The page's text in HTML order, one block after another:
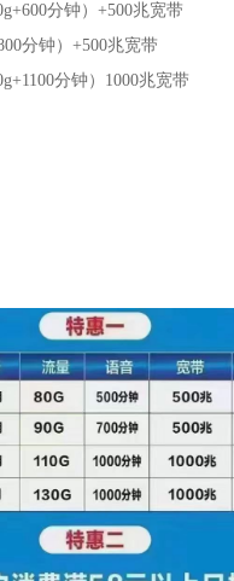
分钟）+500兆宽带
分钟）+500兆宽带
分钟）1000兆宽带